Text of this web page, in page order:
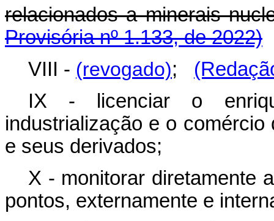
relacionados a minerais
Provisória nº 1.133, de 2022)
VIII - (revogado);
IX - licenciar o
industrialização e o
e seus derivados;
X - monitorar diretamente
pontos, externamente e